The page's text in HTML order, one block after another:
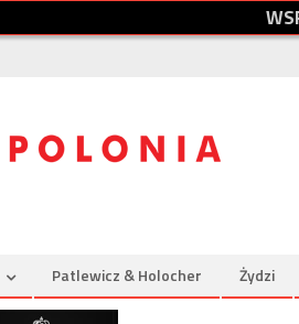
WS
Patlewicz & Holocher Żydzi